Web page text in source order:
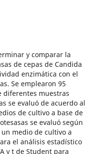
y comparar la
de cepas de Candida
enzimática con el
Se emplearon 95
diferentes muestras
se evaluó de acuerdo al
de cultivo a base de
se evaluó según
medio de cultivo a
el análisis estadístico
y t de Student para